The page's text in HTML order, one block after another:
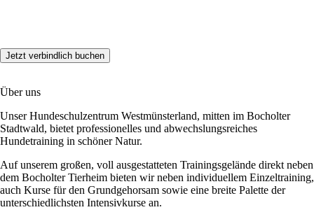
Über uns
Unser Hundeschulzentrum Westmünsterland, mitten im Bocholter
Stadtwald, bietet professionelles und abwechslungsreiches
Hundetraining in schöner Natur.
Auf unserem großen, voll ausgestatteten Trainingsgelände direkt neben
dem Bocholter Tierheim bieten wir neben individuellem Einzeltraining,
auch Kurse für den Grundgehorsam sowie eine breite Palette der
unterschiedlichsten Intensivkurse an.